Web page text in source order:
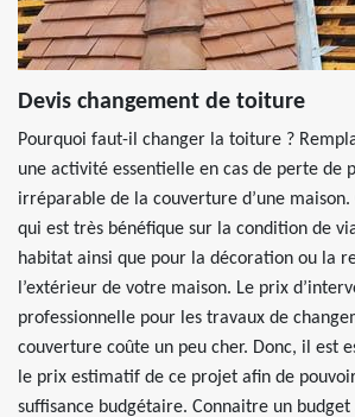
Devis changement de toiture
Pourquoi faut-il changer la toiture ?
une activité essentielle en cas de perte de
irréparable de la couverture d’une maison.
qui est très bénéfique sur la condition de
habitat ainsi que pour la décoration ou la
l’extérieur de votre maison. Le prix
professionnelle pour les travaux de
couverture coûte un peu cher. Donc, il est
le prix estimatif de ce projet afin de
suffisance budgétaire. Connaitre un